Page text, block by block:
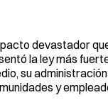
devastador
la ley más
su
y